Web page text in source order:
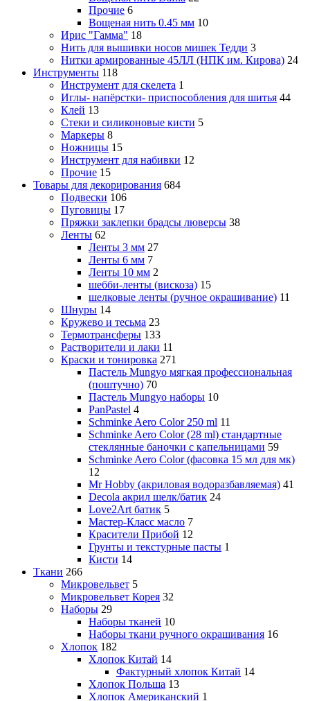
Прочие 6
Вощеная нить 0.45 мм 10
Ирис "Гамма" 18
Нить для вышивки носов мишек Тедди 3
Нитки армированные 45ЛЛ (НПК им. Кирова) 24
Инструменты 118
Инструмент для скелета 1
Иглы- напёрстки- приспособления для шитья 44
Клей 13
Стеки и силиконовые кисти 5
Маркеры 8
Ножницы 15
Инструмент для набивки 12
Прочие 15
Товары для декорирования 684
Подвески 106
Пуговицы 17
Пряжки заклепки брадсы люверсы 38
Ленты 62
Ленты 3 мм 27
Ленты 6 мм 7
Ленты 10 мм 2
шебби-ленты (вискоза) 15
шелковые ленты (ручное окрашивание) 11
Шнуры 14
Кружево и тесьма 23
Термотрансферы 133
Растворители и лаки 11
Краски и тонировка 271
Пастель Mungyo мягкая профессиональная
(поштучно) 70
Пастель Mungyo наборы 10
PanPastel 4
Schminke Aero Color 250 ml 11
Schminke Aero Color (28 ml) стандартные
стеклянные баночки с капельницами 59
Schminke Aero Color (фасовка 15 мл для мк)
12
Mr Hobby (акриловая водоразбавляемая) 41
Decola акрил шелк/батик 24
Love2Art батик 5
Мастер-Класс масло 7
Красители Прибой 12
Грунты и текстурные пасты 1
Кисти 14
Ткани 266
Микровельвет 5
Микровельвет Корея 32
Наборы 29
Наборы тканей 10
Наборы ткани ручного окрашивания 16
Хлопок 182
Хлопок Китай 14
Фактурный хлопок Китай 14
Хлопок Польша 13
Хлопок Американский 1